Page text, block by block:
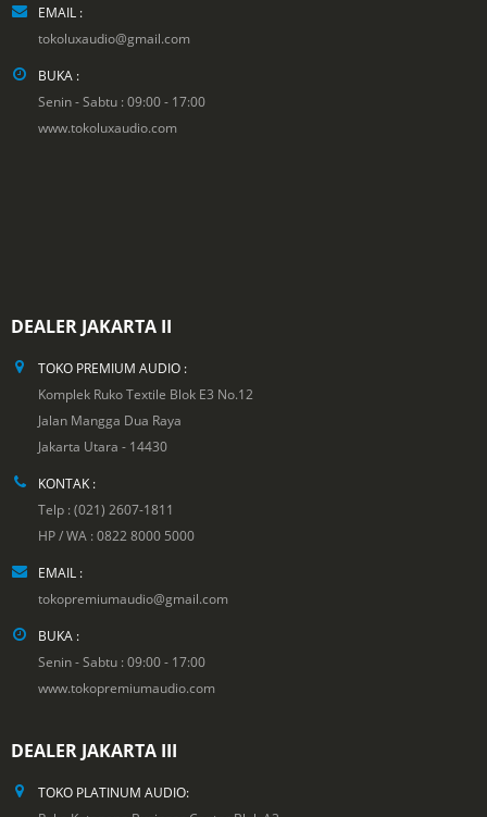
EMAIL :
tokoluxaudio@gmail.com
BUKA :
Senin - Sabtu : 09:00 - 17:00
www.tokoluxaudio.com
DEALER JAKARTA II
TOKO PREMIUM AUDIO :
Komplek Ruko Textile Blok E3 No.12
Jalan Mangga Dua Raya
Jakarta Utara - 14430
KONTAK :
Telp : (021) 2607-1811
HP / WA : 0822 8000 5000
EMAIL :
tokopremiumaudio@gmail.com
BUKA :
Senin - Sabtu : 09:00 - 17:00
www.tokopremiumaudio.com
DEALER JAKARTA III
TOKO PLATINUM AUDIO: